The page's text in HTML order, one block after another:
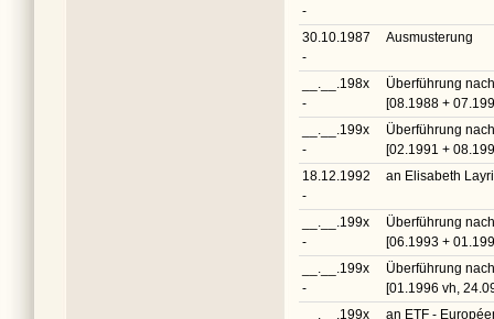
-
30.10.1987
-
Ausmusterung
__.__.198x
-
Überführung
[08.1988 +
__.__.199x
-
Überführung
[02.1991 +
18.12.1992
-
an Elisabeth
__.__.199x
-
Überführung
[06.1993 +
__.__.199x
-
Überführung
[01.1996 vh,
__.__.199x
an ETF -